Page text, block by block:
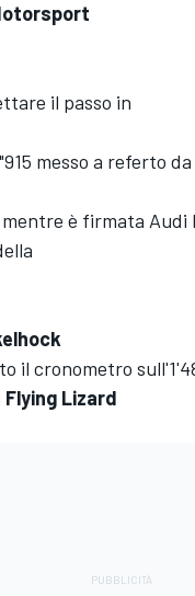
il passo in
messo a referto da
è firmata Audi
il cronometro
Flying Lizard